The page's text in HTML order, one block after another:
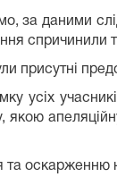
за даними
спричинили
присутні
усіх
якою
та